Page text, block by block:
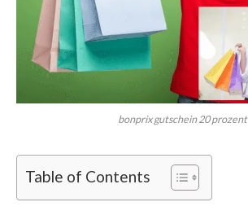
bonprix gutschein 20 prozent
Table of Contents